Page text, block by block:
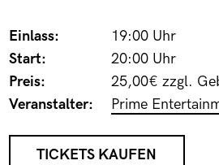
Einlass:
19:00 Uhr
Start:
20:00 Uhr
Preis:
25,00€ zzgl.
Veranstalter:
Prime
TICKETS KAUFEN